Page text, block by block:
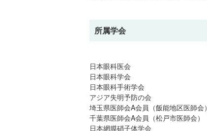
所属学会
日本眼科医会
日本眼科学会
日本眼科手術学会
アジア失明予防の会
埼玉県医師会A会員（飯能地区医師会）
千葉県医師会A会員（松戸市医師会）
日本網膜硝子体学会